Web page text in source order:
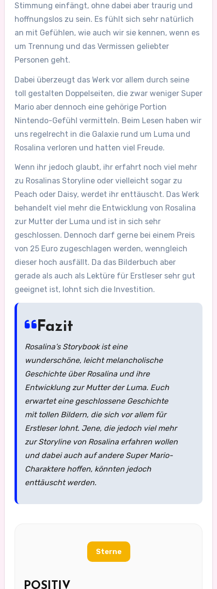
Stimmung einfängt, ohne dabei aber traurig und
hoffnungslos zu sein. Es fühlt sich sehr natürlich
an mit Gefühlen, wie auch wir sie kennen, wenn es
um Trennung und das Vermissen geliebter
Personen geht.
Dabei überzeugt das Werk vor allem durch seine
toll gestalten Doppelseiten, die zwar weniger Super
Mario aber dennoch eine gehörige Portion
Nintendo-Gefühl vermitteln. Beim Lesen haben wir
uns regelrecht in die Galaxie rund um Luma und
Rosalina verloren und hatten viel Freude.
Wenn ihr jedoch glaubt, ihr erfahrt noch viel mehr
zu Rosalinas Storyline oder vielleicht sogar zu
Peach oder Daisy, werdet ihr enttäuscht. Das Werk
behandelt viel mehr die Entwicklung von Rosalina
zur Mutter der Luma und ist in sich sehr
geschlossen. Dennoch darf gerne bei einem Preis
von 25 Euro zugeschlagen werden, wenngleich
dieser hoch ausfällt. Da das Bilderbuch aber
gerade als auch als Lektüre für Erstleser sehr gut
geeignet ist, lohnt sich die Investition.
Fazit
Rosalina’s Storybook ist eine
wunderschöne, leicht melancholische
Geschichte über Rosalina und ihre
Entwicklung zur Mutter der Luma. Euch
erwartet eine geschlossene Geschichte
mit tollen Bildern, die sich vor allem für
Erstleser lohnt. Jene, die jedoch viel mehr
zur Storyline von Rosalina erfahren wollen
und dabei auch auf andere Super Mario-
Charaktere hoffen, könnten jedoch
enttäuscht werden.
Sterne
POSITIV